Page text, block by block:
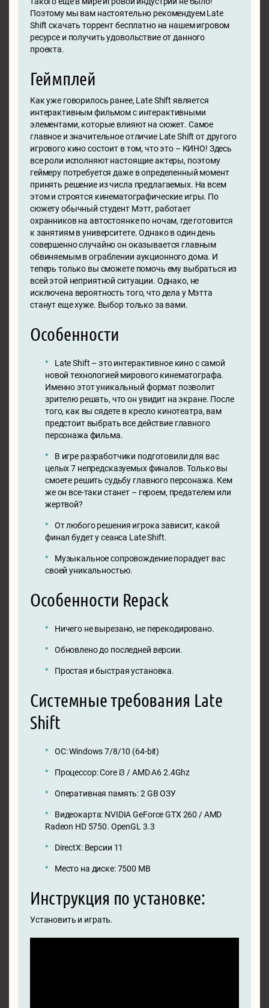
Поэтому мы вам настоятельно рекомендуем Late
Shift скачать торрент бесплатно на нашем игровом
ресурсе и получить удовольствие от данного
проекта.
Геймплей
Как уже говорилось ранее, Late Shift является
интерактивным фильмом с интерактивными
элементами, которые влияют на сюжет. Самое
главное и значительное отличие Late Shift от другого
игрового кино состоит в том, что это – КИНО! Здесь
все роли исполняют настоящие актеры, поэтому
геймеру потребуется даже в определенный момент
принять решение из числа предлагаемых. На всем
этом и строятся кинематографические игры. По
сюжету обычный студент Мэтт, работает
охранников на автостоянке по ночам, где готовится
к занятиям в университете. Однако в один день
совершенно случайно он оказывается главным
обвиняемым в ограблении аукционного дома. И
теперь только вы сможете помочь ему выбраться из
всей этой неприятной ситуации. Однако, не
исключена вероятность того, что дела у Мэтта
станут еще хуже. Выбор только за вами.
Особенности
Late Shift – это интерактивное кино с самой
новой технологией мирового кинематографа.
Именно этот уникальный формат позволит
зрителю решать, что он увидит на экране. После
того, как вы сядете в кресло кинотеатра, вам
предстоит выбрать все действие главного
персонажа фильма.
В игре разработчики подготовили для вас
целых 7 непредсказуемых финалов. Только вы
смоете решить судьбу главного персонажа. Кем
же он все-таки станет – героем, предателем или
жертвой?
От любого решения игрока зависит, какой
финал будет у сеанса Late Shift.
Музыкальное сопровождение порадует вас
своей уникальностью.
Особенности Repack
Ничего не вырезано, не перекодировано.
Обновлено до последней версии.
Простая и быстрая установка.
Системные требования Late
Shift
ОС: Windows 7/8/10 (64-bit)
Процессор: Core i3 / AMD A6 2.4Ghz
Оперативная память: 2 GB ОЗУ
Видеокарта: NVIDIA GeForce GTX 260 / AMD
Radeon HD 5750. OpenGL 3.3
DirectX: Версии 11
Место на диске: 7500 MB
Инструкция по установке:
Установить и играть.